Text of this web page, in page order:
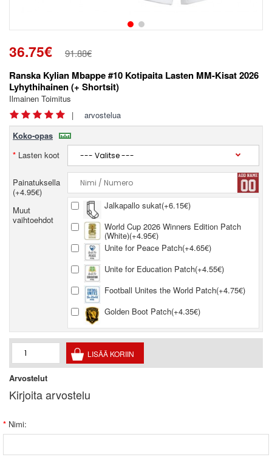
36.75€ 91.88€
Ranska Kylian Mbappe #10 Kotipaita Lasten MM-Kisat 2026
Lyhythihainen (+ Shortsit)
Ilmainen Toimitus
|
arvostelua
Koko-opas
Lasten koot
Painatuksella
(+4.95€)
Muut
vaihtoehdot
Jalkapallo sukat(+6.15€)
World Cup 2026 Winners Edition Patch
(White)(+4.95€)
Unite for Peace Patch(+4.65€)
Unite for Education Patch(+4.55€)
Football Unites the World Patch(+4.75€)
Golden Boot Patch(+4.35€)
Arvostelut
Kirjoita arvostelu
Nimi: